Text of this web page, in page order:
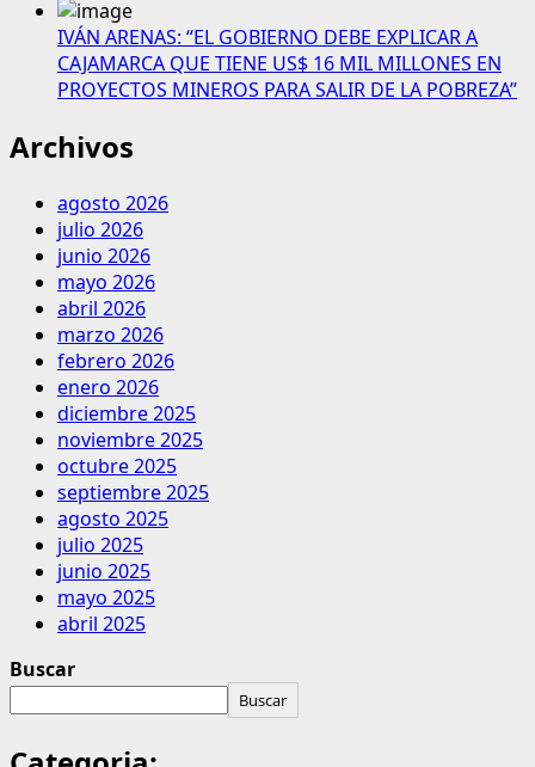
IVÁN ARENAS: “EL GOBIERNO DEBE EXPLICAR A
CAJAMARCA QUE TIENE US$ 16 MIL MILLONES EN
PROYECTOS MINEROS PARA SALIR DE LA POBREZA”
Archivos
agosto 2026
julio 2026
junio 2026
mayo 2026
abril 2026
marzo 2026
febrero 2026
enero 2026
diciembre 2025
noviembre 2025
octubre 2025
septiembre 2025
agosto 2025
julio 2025
junio 2025
mayo 2025
abril 2025
Buscar
Buscar